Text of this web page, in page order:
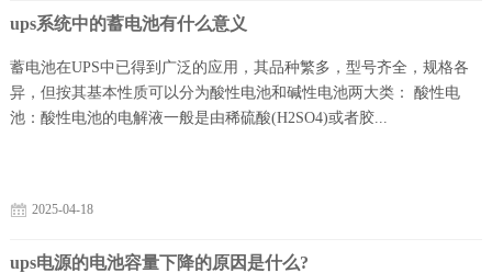
ups系统中的蓄电池有什么意义
蓄电池在UPS中已得到广泛的应用，其品种繁多，型号齐全，规格各
异，但按其基本性质可以分为酸性电池和碱性电池两大类： 酸性电
池：酸性电池的电解液一般是由稀硫酸(H2SO4)或者胶...
2025-04-18
ups电源的电池容量下降的原因是什么?